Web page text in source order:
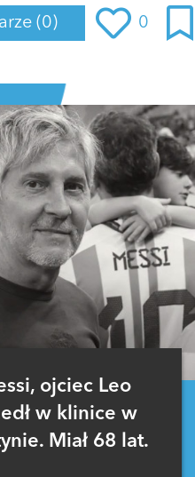
(0) 0
ojciec Leo
w klinice w
Miał 68 lat.